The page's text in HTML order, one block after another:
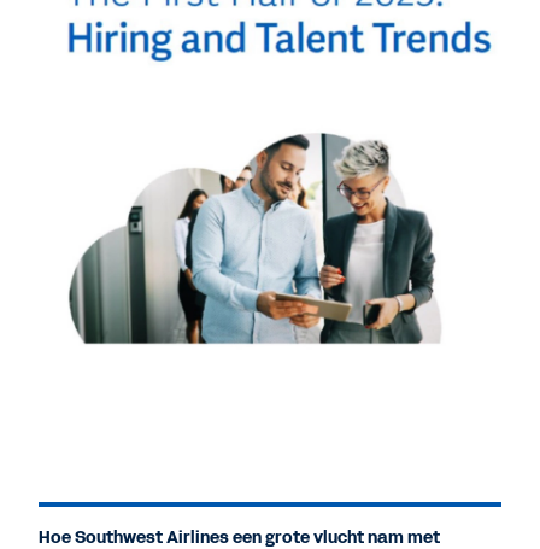
Hoe Southwest Airlines een grote vlucht nam met